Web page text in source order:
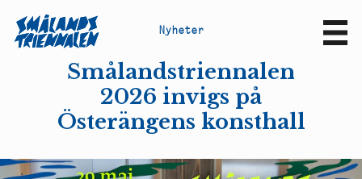
Nyheter
Smålandstriennalen
2026 invigs på
Österängens konsthall